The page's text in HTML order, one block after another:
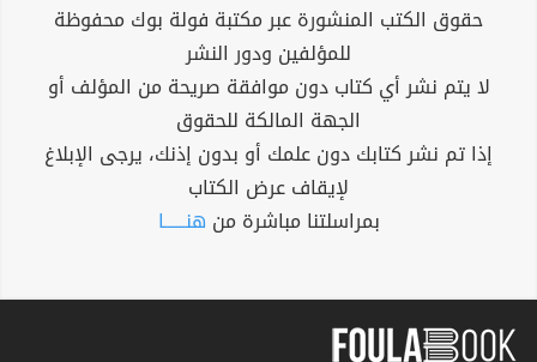
حقوق الكتب المنشورة عبر مكتبة فولة بوك محفوظة
للمؤلفين ودور النشر
لا يتم نشر أي كتاب دون موافقة صريحة من المؤلف أو
الجهة المالكة للحقوق
إذا تم نشر كتابك دون علمك أو بدون إذنك، يرجى الإبلاغ
لإيقاف عرض الكتاب
بمراسلتنا مباشرة من هنــــــا